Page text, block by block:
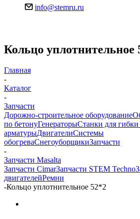
info@stemru.ru
Кольцо уплотнительное
Главная
-
Каталог
-
Запчасти
Дорожно-строительное оборудование
по бетонуГенераторыСтанки для гибки
арматурыДвигателиСистемы
обогреваСнегоуборщикиЗапчасти
-
Запчасти Masalta
Запчасти CimarЗапчасти STEM Techno
двигателейРемни
-Кольцо уплотнительное 52*2